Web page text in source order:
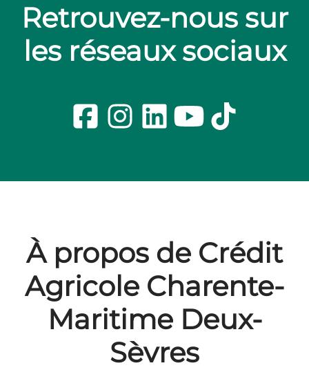
Retrouvez-nous sur
les réseaux sociaux
À propos de Crédit
Agricole Charente-
Maritime Deux-
Sèvres